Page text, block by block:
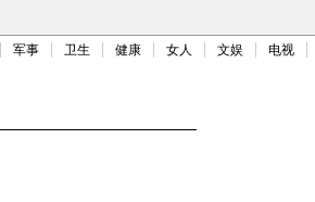
军事 卫生 健康 女人 文娱 电视